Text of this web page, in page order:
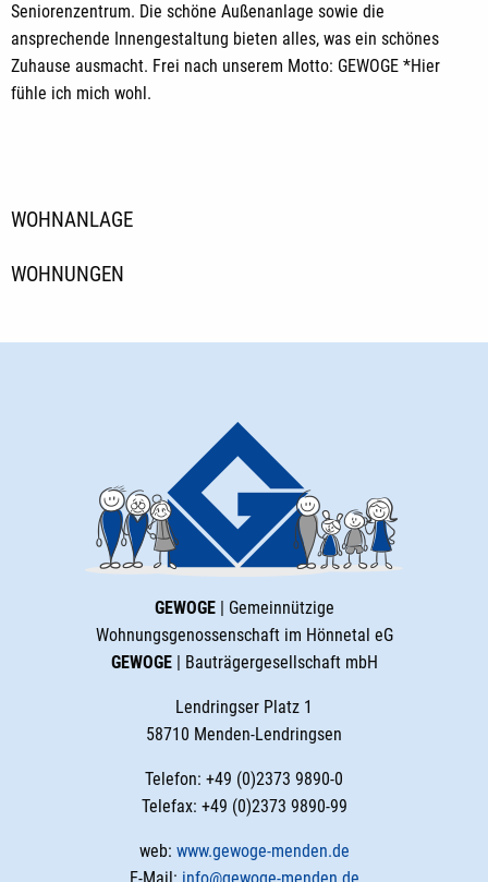
Seniorenzentrum. Die schöne Außenanlage sowie die
ansprechende Innengestaltung bieten alles, was ein schönes
Zuhause ausmacht. Frei nach unserem Motto: GEWOGE *Hier
fühle ich mich wohl.
WOHNANLAGE
WOHNUNGEN
GEWOGE| Gemeinnützige
Wohnungsgenossenschaft im Hönnetal eG
GEWOGE| Bauträgergesellschaft mbH
Lendringser Platz 1
58710 Menden-Lendringsen
Telefon: +49 (0)2373 9890-0
Telefax: +49 (0)2373 9890-99
web: www.gewoge-menden.de